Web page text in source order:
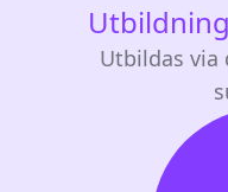
Utbildas via